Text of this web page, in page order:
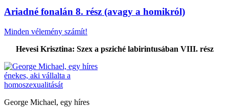
Ariadné fonalán 8. rész (avagy a homikról)
Minden vélemény számít!
Hevesi Krisztina: Szex a psziché labirintusában VIII. rész
George Michael, egy híres